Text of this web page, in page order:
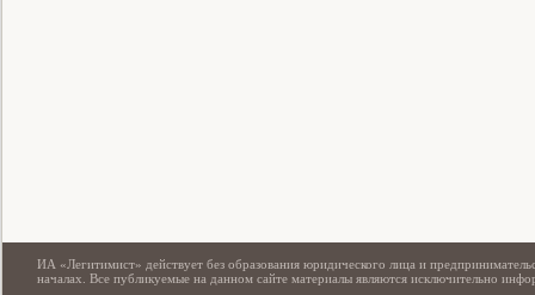
ИА «Легитимист» действует без образования юридического лица и
началах. Все публикуемые на данном сайте материалы являются исключительно